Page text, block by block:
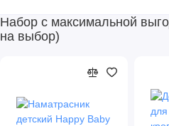
Набор с максимальной
на выбор)